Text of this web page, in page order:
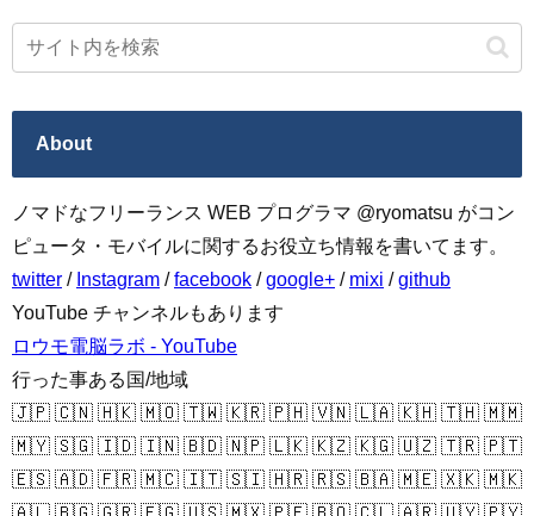
About
ノマドなフリーランス WEB プログラマ @ryomatsu がコン
ピュータ・モバイルに関するお役立ち情報を書いてます。
twitter / Instagram /facebook /google+ / mixi /github
YouTube チャンネルもあります
ロウモ電脳ラボ - YouTube
行った事ある国/地域
🇯🇵 🇨🇳 🇭🇰 🇲🇴 🇹🇼 🇰🇷 🇵🇭 🇻🇳 🇱🇦 🇰🇭 🇹🇭 🇲🇲
🇲🇾 🇸🇬 🇮🇩 🇮🇳 🇧🇩 🇳🇵 🇱🇰 🇰🇿 🇰🇬 🇺🇿 🇹🇷 🇵🇹
🇪🇸 🇦🇩 🇫🇷 🇲🇨 🇮🇹 🇸🇮 🇭🇷 🇷🇸 🇧🇦 🇲🇪 🇽🇰 🇲🇰